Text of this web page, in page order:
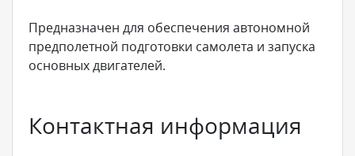
Предназначен для обеспечения автономной
предполетной подготовки самолета и запуска
основных двигателей.
Контактная информация